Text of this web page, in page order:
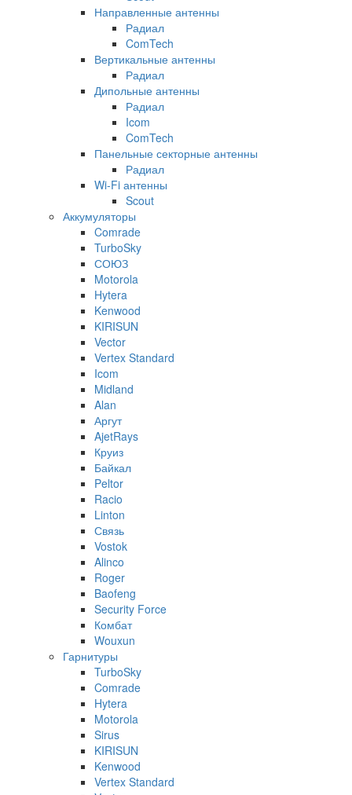
Направленные антенны
Радиал
ComTech
Вертикальные антенны
Радиал
Дипольные антенны
Радиал
Icom
ComTech
Панельные секторные антенны
Радиал
Wi-Fi антенны
Scout
Аккумуляторы
Comrade
TurboSky
СОЮЗ
Motorola
Hytera
Kenwood
KIRISUN
Vector
Vertex Standard
Icom
Midland
Alan
Аргут
AjetRays
Круиз
Байкал
Peltor
Racio
Linton
Связь
Vostok
Alinco
Roger
Baofeng
Security Force
Комбат
Wouxun
Гарнитуры
TurboSky
Comrade
Hytera
Motorola
Sirus
KIRISUN
Kenwood
Vertex Standard